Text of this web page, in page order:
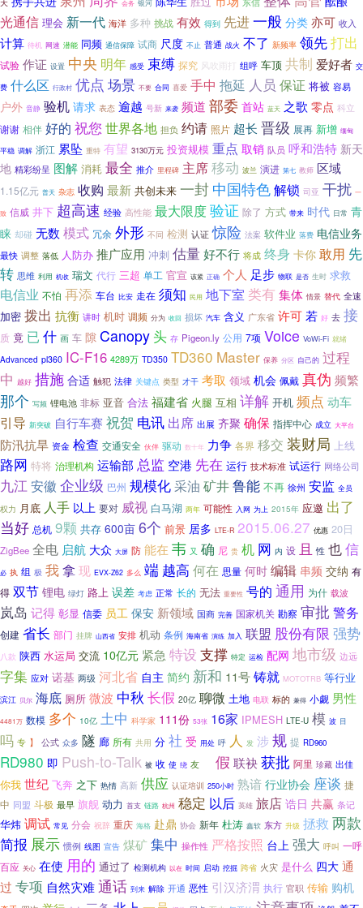
天
会务 银河
光通信 理会 新一代 海洋 多种 挑战 有效 得到 先进一般 分类 亦可 收入
计算 待机 网速 潜能 同频 通信保障 试商 尺度 不止 普通 战火 不了 新频率 领先打出
试验 作证 设置 中央 明年 感受 束缚 探究 风吹雨打 组呼 车顶 共制 爱好者 交
费 什么区 行政村 优点 场景 不要 合同 喜爱 手中 拖延 人员 保证 将被 容易
户外 音静 验机 请求 表态 逾越 号新 来袭 频道 部委 首站 蓝天 之歌 零点 科立
谢谢 相伴 好的 祝您 世界各地 担负 约请 照片 超长 晋级 展再 新增 缅甸
平稳 调解 浙江 累坠 重特 有望 3130万元 投资规模 重点 取销 队员 呼和浩特 新天
地 精彩纷呈 图解 消耗 最全 推介 里程碑 主席移动 波兰 演进 第七 教师 区域
1.15亿元 普天 杂志 收购 最新 共创未来 一封 中国特色解锁 司亚 干扰 一
致 信威 井下 超高速 经验 高性能 最大限度验证 除了 方式 带来 时代 日常 青
睐 却碰 无数 模式 冗余 外形 不同 检测 认证 惊险 法案 软件业 落费 电信业务
最快 调整 落低 人防办 推广应用 冲刺 估量好不行 将成 终身 卡你 敢用 先
转 思维 利用 机收 瑞文 代行 三超 单工 官宣 该紧 正确 个人 足步 物联 是否 生时 求救
电信业 不怕 再添 车台 比安 走在 须知 民用 地下室 类有 集体 情景 替代 全速
加密 拨出 抗衡 讲时 机时 调频 分为 收回 损坏 汽车 含义 广东省 许可 若 好 去 接
质 竟 已 什 画 车 隙Canopy 头 存 Pigeon.ly 公用 7项 Voice VoWi-Fi 就绪
Advanced pl360 IC-F16 4289万 TD350 TD360 Master 保养 分区 自己的 过程
中 越好 措施 合适 触犯 法律 关键点 类型 才干 考取 领域 机会 佩戴 真伪 频繁
那个 写频 锂电池 非标 亚音 合法 福建省 火腿 互相 详解 开机 频点 动车
引导 新突破 自行车赛 祝贺 电讯 出席 出展 齐聚 确保 指挥中心 成立 大平台
防汛抗旱 资金 检查 交通安全 伙伴 驱动 数十年 力争 各界 移交 装财局 上线
路网 特将 治理机构 运输部 总监 空港 先在 运行 技术标准 试运行 网络公司
九江安徽 企业级 巴州 规模化采油 矿井鲁能 不再 徐州 安监 全员
权力 月底 人手 以上 要对 威视 白马湖 两年 可能性 入网 为上 2015年 应邀 出了
当好 总机 9颗 共存 600亩 6个 前景 居多 LTE-R 2015.06.27 优惠 20日
ZigBee 全电 启航 大众 大屏 防 能在 韦 又 确 尼 贵 机 网 内 设 且 性 也信
必 执 组 极 我拿现 EVX-Z62 多么 端 越高 何在 思量 何时 编辑 串频 交纳 有
得 双节锂电 绿灯 路上 误差 考虑 正常 长的 无法 重要性 号的 通用 为什 载波
岚岛 记得 彰显 信委 员工 保安 新领域 国商 完善 国家机关 勘察 审批 警务
创建 省长 部门 挂牌 山西省 安排 机动 条例 海南省 演练 加入 联盟 股份有限 强势
八款 陕西 水运局 交流 10亿元 紧急 特设 支撑 特定 运检 配网 地市级 边远
字集 应对 诺基 两级 河北省 自主 简约 新和 11号铸就 MOTOTRB 等行业
滨江 贝尔 海底 厕所 微波 中秋 长假 20亿 聊微 土地 电联 标的 兼得 小觑 男性
4481万 数模 多个 10亿 土中 科学家 111份 53张 16家 IPMESH LTE-U 模 波 目
吗 专 】 公式 众多 隧 廊 所有 共用 分 社 受 用处 呼 人 发 涉规 提 RD960
RD980 即 Push-to-Talk 被 收 使 绕 友 假 联袂获批 阿里 珍藏 出佳
你我 世纪 飞奔 之下 热情 高新 供应 认证培训 250小时 熟谙 行业协会 座谈 捷
中 同盟 斗极 最早 旗舰 动力 首支 链路 杭州 稳定 以后 英雄 旅店 诰日 共赢 条记
华炜 调试 常见 分会 祝辞 重庆 海格 赴鼎 协会 新年 杜涛 鑫软 东方 升级 拯救 两款
简报 展示 惯例 线图 宣告 煤矿集中 操作性 严格按照 台上 强大 呼叫 一呼
百应 关心 在使 用的 通过了 检测机构 以在 时间 启动 挖掘 跨省 火灾 是什么 四大 通
过 专项 自然灾难通话 到来 解除 开通 恶性 引汉济渭 执行 官职 传输 购机